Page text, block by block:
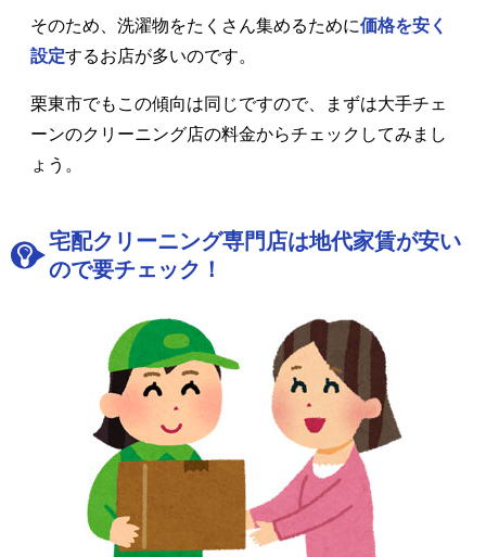
そのため、洗濯物をたくさん集めるために価格を安く
設定するお店が多いのです。
栗東市でもこの傾向は同じですので、まずは大手チェ
ーンのクリーニング店の料金からチェックしてみまし
ょう。
宅配クリーニング専門店は地代家賃が安い
ので要チェック！